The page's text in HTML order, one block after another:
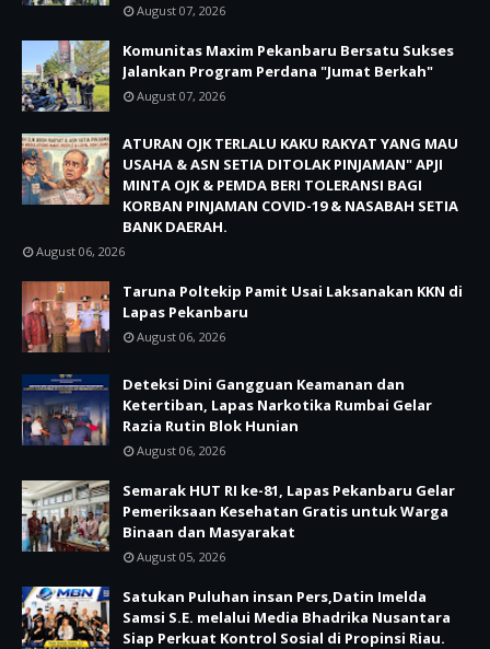
August 07, 2026
Komunitas Maxim Pekanbaru Bersatu Sukses
Jalankan Program Perdana "Jumat Berkah"
August 07, 2026
ATURAN OJK TERLALU KAKU RAKYAT YANG MAU
USAHA & ASN SETIA DITOLAK PINJAMAN" APJI
MINTA OJK & PEMDA BERI TOLERANSI BAGI
KORBAN PINJAMAN COVID-19 & NASABAH SETIA
BANK DAERAH.
August 06, 2026
Taruna Poltekip Pamit Usai Laksanakan KKN di
Lapas Pekanbaru
August 06, 2026
Deteksi Dini Gangguan Keamanan dan
Ketertiban, Lapas Narkotika Rumbai Gelar
Razia Rutin Blok Hunian
August 06, 2026
Semarak HUT RI ke-81, Lapas Pekanbaru Gelar
Pemeriksaan Kesehatan Gratis untuk Warga
Binaan dan Masyarakat
August 05, 2026
Satukan Puluhan insan Pers,Datin Imelda
Samsi S.E. melalui Media Bhadrika Nusantara
Siap Perkuat Kontrol Sosial di Propinsi Riau.